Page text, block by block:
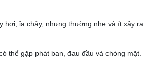
hơi, ỉa chảy, nhưng thường nhẹ và ít xảy ra
thể gặp phát ban, đau đầu và chóng mặt.